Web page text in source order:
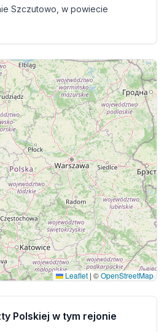
Szczutowo, w powiecie
Leaflet | ©OpenStreetMap
Polskiej w tym rejonie